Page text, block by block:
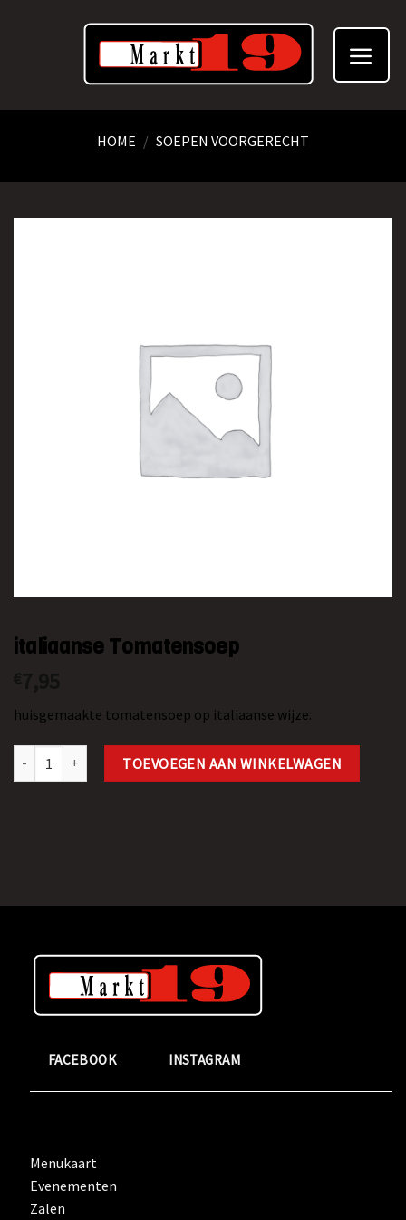
HOME / SOEPEN VOORGERECHT
italiaanse Tomatensoep
huisgemaakte tomatensoep op italiaanse wijze.
italiaanse Tomatensoep aantalTOEVOEGEN AAN WINKELWAGEN
FACEBOOK INSTAGRAM
Menukaart
Evenementen
Zalen